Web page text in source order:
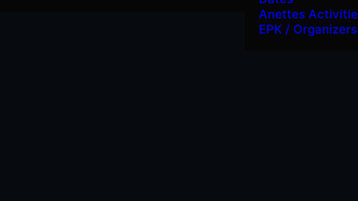
Anettes
EPK / Organizers